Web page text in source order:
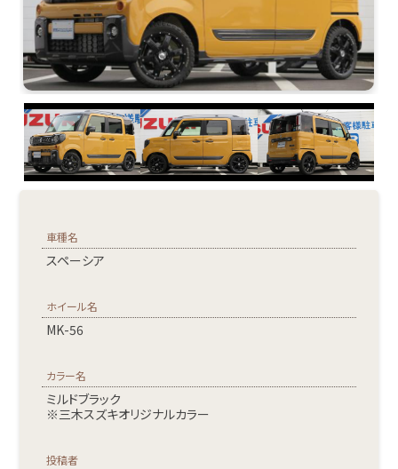
車種名
スペーシア
ホイール名
MK-56
カラー名
ミルドブラック
※三木スズキオリジナルカラー
投稿者